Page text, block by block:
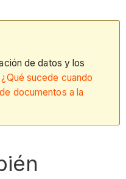
de datos y los
¿Qué sucede cuando
documentos a la